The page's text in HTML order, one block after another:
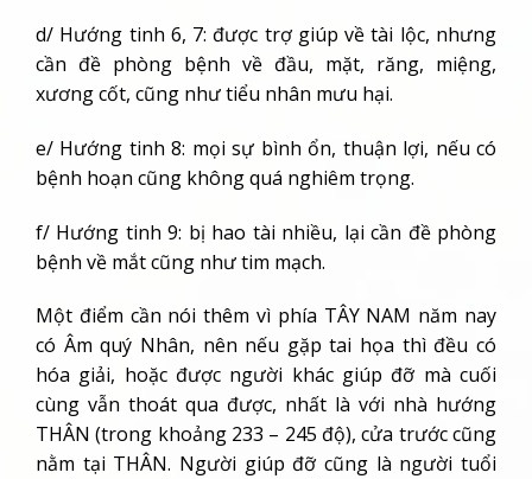
d/ Hướng tinh 6, 7: được trợ giúp về tài lộc, nhưng
cần đề phòng bệnh về đầu, mặt, răng, miệng,
xương cốt, cũng như tiểu nhân mưu hại.
e/ Hướng tinh 8: mọi sự bình ổn, thuận lợi, nếu có
bệnh hoạn cũng không quá nghiêm trọng.
f/ Hướng tinh 9: bị hao tài nhiều, lại cần đề phòng
bệnh về mắt cũng như tim mạch.
Một điểm cần nói thêm vì phía TÂY NAM năm nay
có Âm quý Nhân, nên nếu gặp tai họa thì đều có
hóa giải, hoặc được người khác giúp đỡ mà cuối
cùng vẫn thoát qua được, nhất là với nhà hướng
THÂN (trong khoảng 233 – 245 độ), cửa trước cũng
nằm tại THÂN. Người giúp đỡ cũng là người tuổi